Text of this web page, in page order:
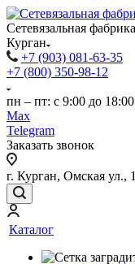
Сетевязальная
Курган
+7 (903) 081-63-35
+7 (800) 350-98-12
пн – пт: с 9:00 до 18:00
Max
Telegram
Заказать звонок
г. Курган, Омская ул.,
Каталог